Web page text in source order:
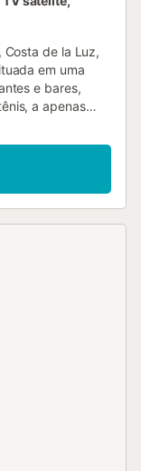
Costa de la Luz,
em uma
e bares,
a apenas
um jardim
compras,
vida